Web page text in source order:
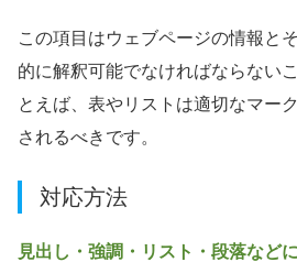
この項目はウェブページの情報と
的に解釈可能でなければならない
とえば、表やリストは適切なマー
されるべきです。
対応方法
見出し・強調・リスト・段落など